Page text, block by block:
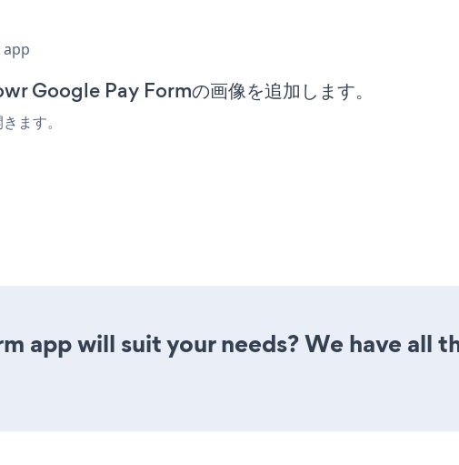
Google Pay Formの画像を追加します。
ます。
app will suit your needs? We have all